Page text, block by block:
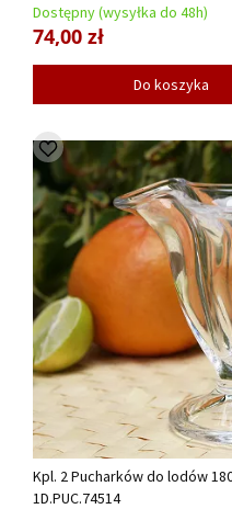
Dostępny (wysyłka do 48h)
74,00 zł
Do koszyka
Kpl. 2 Pucharków do lodów
1D.PUC.74514